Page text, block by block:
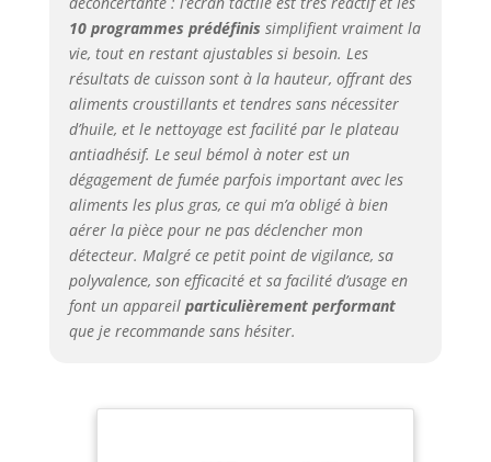
à la friteuse à air, au four, au
déshydrateur, au grille-pain, etc.
Une seule machine aux multiples
usages, pour économiser de l'argent,
du temps et des soucis. Sûre et
sécurisée : la mini four electrique
chaleur tournante utilise un verre
isolant double couche + une bande
d'isolation + du coton isolant, une
poignée anti-brûlure agrandie, un
moteur de 1800W à 230℃, la
technologie VORTX pour une
convection à grande vitesse sans
fumée grasse, une pénétration
puissante, certifiée sécurité
graisse réduite de 85%. Service de
10 programmes prédéfinis simplifient vraiment la
vie, tout en restant ajustables si besoin. Les
résultats de cuisson sont à la hauteur, offrant des
aliments croustillants et tendres sans nécessiter
d’huile, et le nettoyage est facilité par le plateau
antiadhésif. Le seul bémol à noter est un
dégagement de fumée parfois important avec les
aliments les plus gras, ce qui m’a obligé à bien
aérer la pièce pour ne pas déclencher mon
détecteur. Malgré ce petit point de vigilance, sa
polyvalence, son efficacité et sa facilité d’usage en
font un appareil particulièrement performant
que je recommande sans hésiter.